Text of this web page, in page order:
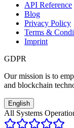
API Reference
Blog
Privacy Policy
Terms &
Imprint
GDPR
Our mission is to
and blockchain
English
All Systems